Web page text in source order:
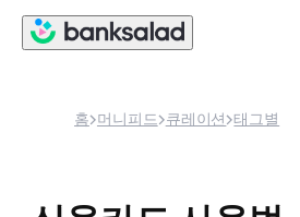
홈 머니피드 큐레이션 태그별